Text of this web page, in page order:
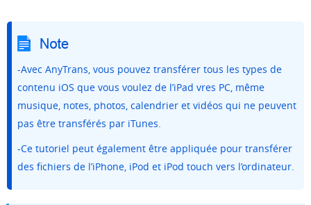
-Avec AnyTrans, vous pouvez transférer tous les types de
contenu iOS que vous voulez de l’iPad vres PC, même
musique, notes, photos, calendrier et vidéos qui ne peuvent
pas être transférés par iTunes.
-Ce tutoriel peut également être appliquée pour transférer
des fichiers de l’iPhone, iPod et iPod touch vers l’ordinateur.